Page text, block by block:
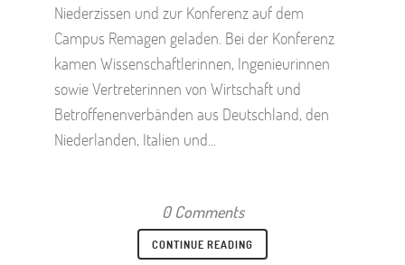
Niederzissen und zur Konferenz auf dem
Campus Remagen geladen. Bei der Konferenz
kamen Wissenschaftlerinnen, Ingenieurinnen
sowie Vertreterinnen von Wirtschaft und
Betroffenenverbänden aus Deutschland, den
Niederlanden, Italien und...
0 Comments
CONTINUE READING